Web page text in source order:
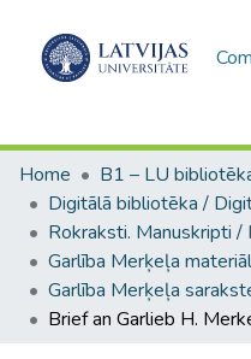
Home
Brief an Garlieb H.